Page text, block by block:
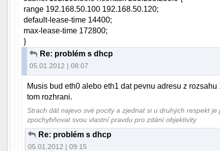
range 192.168.50.100 192.168.50.120;
default-lease-time 14400;
max-lease-time 172800;
}
Re: problém s dhcp
05.01.2012 | 08:07
Musis bud eth0 alebo eth1 dat pevnu adresu z
tom rozhrani.
Strach dát najevo své pocity a zjednat si u druhých respekt
zpochybňovat svou vlastní pravdu pro zdání objektivity
Re: problém s dhcp
05.01.2012 | 09:15